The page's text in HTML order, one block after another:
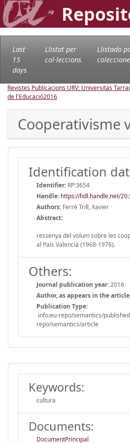
Last
15
days
Llistat per
col·leccions
Llistado
Revistes Publicacions URV: Universitas
de l'Educació2016
Cooperativisme
Identification
Identifier: RP:3654
Handle: https://hdl.handle.net/
Authors: Ferré Trill, Xavier
Abstract:
ressenya del volum sobre les
al País Valencià (1968-1976).
Others:
Journal publication year:2016
Author, as appears in the
Publication Type:
info:eu-repo/semantics/
repo/semantics/article
Keywords:
cultura
Documents:
DocumentPrincipal